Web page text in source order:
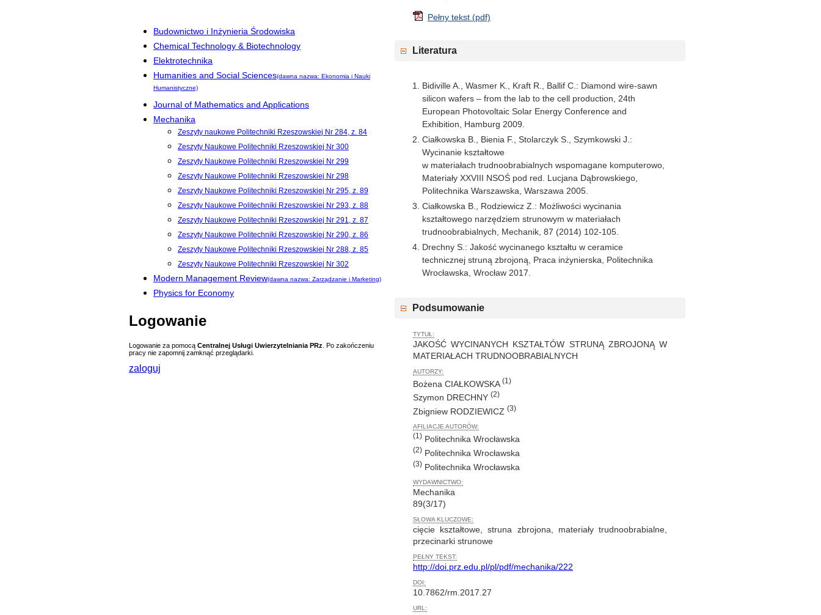
Budownictwo i Inżynieria Środowiska
Chemical Technology & Biotechnology
Elektrotechnika
Humanities and Social Sciences(dawna nazwa: Ekonomia i Nauki
Humanistyczne)
Journal of Mathematics and Applications
Mechanika
Zeszyty naukowe Politechniki Rzeszowskiej Nr 284, z. 84
Zeszyty Naukowe Politechniki Rzeszowskiej Nr 300
Zeszyty Naukowe Politechniki Rzeszowskiej Nr 299
Zeszyty Naukowe Politechniki Rzeszowskiej Nr 298
Zeszyty Naukowe Politechniki Rzeszowskiej Nr 295, z. 89
Zeszyty Naukowe Politechniki Rzeszowskiej Nr 293, z. 88
Zeszyty Naukowe Politechniki Rzeszowskiej Nr 291, z. 87
Zeszyty Naukowe Politechniki Rzeszowskiej Nr 290, z. 86
Zeszyty Naukowe Politechniki Rzeszowskiej Nr 288, z. 85
Zeszyty Naukowe Politechniki Rzeszowskiej Nr 302
Modern Management Review(dawna nazwa: Zarządzanie i Marketing)
Physics for Economy
Logowanie
Logowanie za pomocą Centralnej Usługi Uwierzytelniania PRz . Po zakończeniu
pracy nie zapomnij zamknąć przeglądarki.
zaloguj
Pełny tekst (pdf)
Literatura
Bidiville A., Wasmer K., Kraft R., Ballif C.: Diamond wire-sawn
silicon wafers – from the lab to the cell production, 24th
European Photovoltaic Solar Energy Conference and
Exhibition, Hamburg 2009.
Ciałkowska B., Bienia F., Stolarczyk S., Szymkowski J.:
Wycinanie kształtowe
w materiałach trudnoobrabialnych wspomagane komputerowo,
Materiały XXVIII NSOŚ pod red. Lucjana Dąbrowskiego,
Politechnika Warszawska, Warszawa 2005.
Ciałkowska B., Rodziewicz Z.: Możliwości wycinania
kształtowego narzędziem strunowym w materiałach
trudnoobrabialnych, Mechanik, 87 (2014) 102-105.
Drechny S.: Jakość wycinanego kształtu w ceramice
technicznej struną zbrojoną, Praca inżynierska, Politechnika
Wrocławska, Wrocław 2017.
Podsumowanie
TYTUŁ:
JAKOŚĆ WYCINANYCH KSZTAŁTÓW STRUNĄ ZBROJONĄ W
MATERIAŁACH TRUDNOOBRABIALNYCH
AUTORZY:
Bożena CIAŁKOWSKA (1)
Szymon DRECHNY (2)
Zbigniew RODZIEWICZ (3)
AFILIACJE AUTORÓW:
(1) Politechnika Wrocławska
(2) Politechnika Wrocławska
(3) Politechnika Wrocławska
WYDAWNICTWO:
Mechanika
89(3/17)
SŁOWA KLUCZOWE:
cięcie kształtowe, struna zbrojona, materiały trudnoobrabialne,
przecinarki strunowe
PEŁNY TEKST:
http://doi.prz.edu.pl/pl/pdf/mechanika/222
DOI:
10.7862/rm.2017.27
URL: